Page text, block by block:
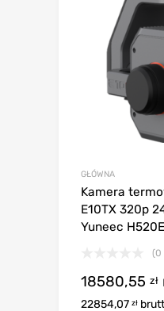
GŁÓWNA
Kamera
E10TX 320p
Yuneec H520E
(0
18580,55 zł
22854,07 zł